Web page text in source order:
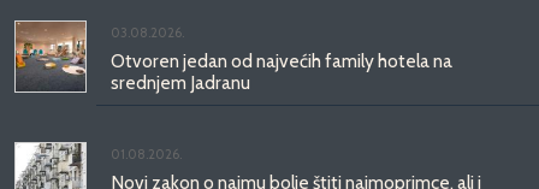
03.08.2026.
Otvoren jedan od najvećih family hotela na
srednjem Jadranu
01.08.2026.
Novi zakon o najmu bolje štiti najmoprimce, ali i